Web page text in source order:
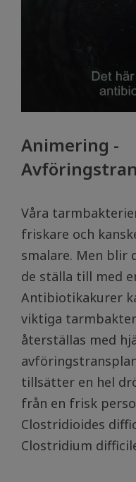
Animering -
Våra
friskare och
smalare. Men blir
de ställa till med
Antibiotikakurer
viktiga
återställas med
tillsätter en hel
från en frisk
Clostridioides
Clostridium